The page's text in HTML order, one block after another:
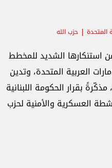
المتحدة حزب الله
استنكارها الشديد للمخطط
العربية المتحدة، وتدين
بقرار الحكومة اللبنانية
2026 بحظر الأنشطة العسكرية والأمنية لحزب